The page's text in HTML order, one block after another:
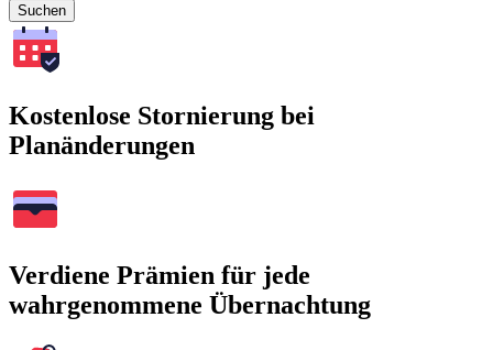
Suchen
Kostenlose Stornierung bei
Planänderungen
Verdiene Prämien für jede
wahrgenommene Übernachtung